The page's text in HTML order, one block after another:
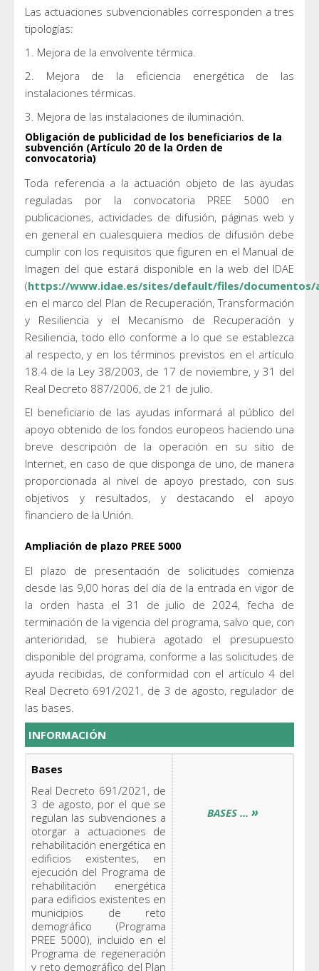
Las actuaciones subvencionables corresponden a tres
tipologías:
1. Mejora de la envolvente térmica.
2. Mejora de la eficiencia energética de las
instalaciones térmicas.
3. Mejora de las instalaciones de iluminación.
Obligación de publicidad de los beneficiarios de la
subvención (Artículo 20 de la Orden de
convocatoria)
Toda referencia a la actuación objeto de las ayudas
reguladas por la convocatoria PREE 5000 en
publicaciones, actividades de difusión, páginas web y
en general en cualesquiera medios de difusión debe
cumplir con los requisitos que figuren en el Manual de
Imagen del que estará disponible en la web del IDAE
(https://www.idae.es/sites/default/files/documentos/
en el marco del Plan de Recuperación, Transformación
y Resiliencia y el Mecanismo de Recuperación y
Resiliencia, todo ello conforme a lo que se establezca
al respecto, y en los términos previstos en el artículo
18.4 de la Ley 38/2003, de 17 de noviembre, y 31 del
Real Decreto 887/2006, de 21 de julio.
El beneficiario de las ayudas informará al público del
apoyo obtenido de los fondos europeos haciendo una
breve descripción de la operación en su sitio de
Internet, en caso de que disponga de uno, de manera
proporcionada al nivel de apoyo prestado, con sus
objetivos y resultados, y destacando el apoyo
financiero de la Unión.
Ampliación de plazo PREE 5000
El plazo de presentación de solicitudes comienza
desde las 9,00 horas del día de la entrada en vigor de
la orden hasta el 31 de julio de 2024, fecha de
terminación de la vigencia del programa, salvo que, con
anterioridad, se hubiera agotado el presupuesto
disponible del programa, conforme a las solicitudes de
ayuda recibidas, de conformidad con el artículo 4 del
Real Decreto 691/2021, de 3 de agosto, regulador de
las bases.
INFORMACIÓN
Bases
Real Decreto 691/2021, de
3 de agosto, por el que se
regulan las subvenciones a
otorgar a actuaciones de
rehabilitación energética en
edificios existentes, en
ejecución del Programa de
rehabilitación energética
para edificios existentes en
municipios de reto
demográfico (Programa
PREE 5000), incluido en el
Programa de regeneración
y reto demográfico del Plan
BASES ... »